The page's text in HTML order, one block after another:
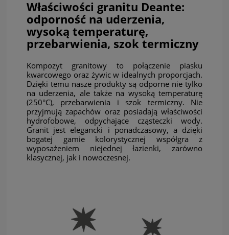
Właściwości granitu Deante:
odporność na uderzenia,
wysoką temperaturę,
przebarwienia, szok termiczny
Kompozyt granitowy to połączenie piasku
kwarcowego oraz żywic w idealnych proporcjach.
Dzięki temu nasze produkty są odporne nie tylko
na uderzenia, ale także na wysoką temperaturę
(250°C), przebarwienia i szok termiczny. Nie
przyjmują zapachów oraz posiadają właściwości
hydrofobowe, odpychające cząsteczki wody.
Granit jest elegancki i ponadczasowy, a dzięki
bogatej gamie kolorystycznej współgra z
wyposażeniem niejednej łazienki, zarówno
klasycznej, jak i nowoczesnej.